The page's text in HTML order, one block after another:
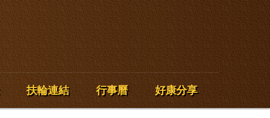
扶輪連結 行事曆 好康分享